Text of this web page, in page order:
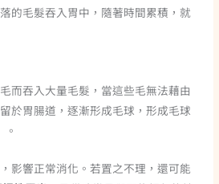
的毛髮吞入胃中，隨著時間累積，就
而吞入大量毛髮，當這些毛無法藉由
於胃腸道，逐漸形成毛球，形成毛球
影響正常消化。若置之不理，還可能